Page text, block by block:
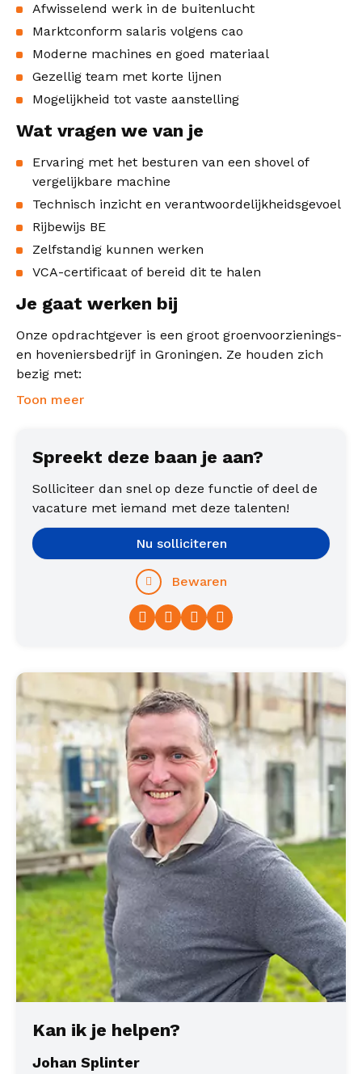
Afwisselend werk in de buitenlucht
Marktconform salaris volgens cao
Moderne machines en goed materiaal
Gezellig team met korte lijnen
Mogelijkheid tot vaste aanstelling
Wat vragen we van je
Ervaring met het besturen van een shovel of
vergelijkbare machine
Technisch inzicht en verantwoordelijkheidsgevoel
Rijbewijs BE
Zelfstandig kunnen werken
VCA-certificaat of bereid dit te halen
Je gaat werken bij
Onze opdrachtgever is een groot groenvoorzienings-
en hoveniersbedrijf in Groningen. Ze houden zich
bezig met:
Toon meer
Spreekt deze baan je aan?
Solliciteer dan snel op deze functie of deel de
vacature met iemand met deze talenten!
Facebook
TwitterLinkedIn
Nu solliciteren
Bewaren
Kan ik je helpen?
Johan Splinter